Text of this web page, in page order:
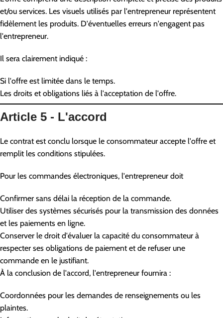
et/ou services. Les visuels utilisés par l'entrepreneur représentent
fidèlement les produits. D'éventuelles erreurs n'engagent pas
l'entrepreneur.
Il sera clairement indiqué :
Si l'offre est limitée dans le temps.
Les droits et obligations liés à l'acceptation de l'offre.
Article 5 - L'accord
Le contrat est conclu lorsque le consommateur accepte l'offre et
remplit les conditions stipulées.
Pour les commandes électroniques, l'entrepreneur doit
Confirmer sans délai la réception de la commande.
Utiliser des systèmes sécurisés pour la transmission des données
et les paiements en ligne.
Conserver le droit d'évaluer la capacité du consommateur à
respecter ses obligations de paiement et de refuser une
commande en le justifiant.
À la conclusion de l'accord, l'entrepreneur fournira :
Coordonnées pour les demandes de renseignements ou les
plaintes.